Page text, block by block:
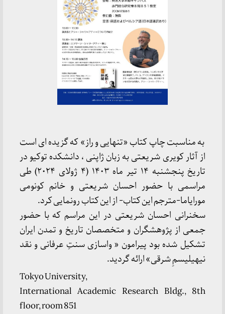
به مناسبت چاپ کتاب «تنهایی و راز» که گزیده ای است
از آثار کویری شریعتی به زبان ژاپنی ، دانشکده توکیو در
تاریخ پنجشنبه ۱۴ تیر ماه ۱۴۰۳ (۴ ژولای ۲۰۲۴) طی
مراسمی با حضور احسان شریعتی و خانم کونومی
مورایاما-مترجم این کتاب- از این کتاب رونمایی کرد.
سخنرانی احسان شریعتی در این مراسم که با حضور
جمعی از پژوهشگران و متخصصان تاریخ و تمدن ایران
تشکیل شده بود پیرامون « واسازی سنتِ عرفانی و نقد
نیهیلیسمِ شرقی» ارائه گردید.
Tokyo University,
International Academic Research Bldg., 8th
floor, room 851